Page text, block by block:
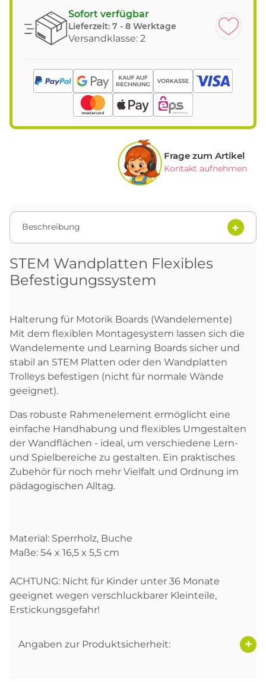
Sofort verfügbar
Lieferzeit: 7 - 8 Werktage
Versandklasse: 2
Frage zum Artikel
Kontakt aufnehmen
Beschreibung
STEM Wandplatten Flexibles
Befestigungssystem
Halterung für Motorik Boards (Wandelemente)
Mit dem flexiblen Montagesystem lassen sich die
Wandelemente und Learning Boards sicher und
stabil an STEM Platten oder den Wandplatten
Trolleys befestigen (nicht für normale Wände
geeignet).
Das robuste Rahmenelement ermöglicht eine
einfache Handhabung und flexibles Umgestalten
der Wandflächen - ideal, um verschiedene Lern-
und Spielbereiche zu gestalten. Ein praktisches
Zubehör für noch mehr Vielfalt und Ordnung im
pädagogischen Alltag.
Material: Sperrholz, Buche
Maße: 54 x 16,5 x 5,5 cm
ACHTUNG: Nicht für Kinder unter 36 Monate
geeignet wegen verschluckbarer Kleinteile,
Erstickungsgefahr!
Angaben zur Produktsicherheit: